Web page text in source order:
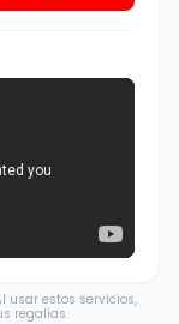
usar estos servicios,
regalías.